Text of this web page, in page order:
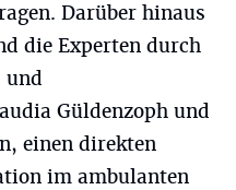
Darüber hinaus
die Experten durch
und
Güldenzoph und
einen direkten
im ambulanten